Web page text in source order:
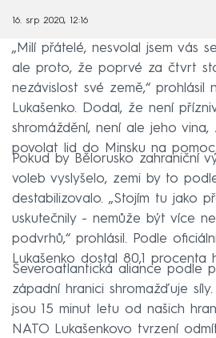
16. srp 2020, 12:16
„Milí přátelé, nesvolal jsem vás
ale proto, že poprvé za čtvrt
nezávislost své země,“ prohlásil
Lukašenko. Dodal, že není
shromáždění, není ale jeho
povolat lid do Minsku na
Pokud by Bělorusko zahraniční
voleb vyslyšelo, zemi by to
destabilizovalo. „Stojím tu jako
uskutečnily - nemůže být více
podvrhů,“ prohlásil. Podle
Lukašenko dostal 80,1 procenta
Severoatlantická aliance podle
západní hranici shromažďuje
jsou 15 minut letu od našich
NATO Lukašenkovo tvrzení